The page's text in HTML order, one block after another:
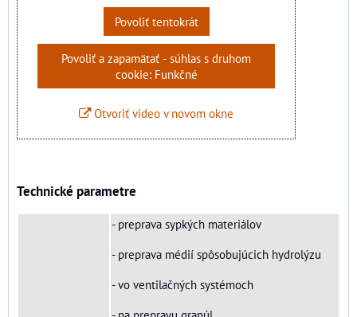
Povoliť tentokrát
Povoliť a zapamätať - súhlas s druhom
cookie: Funkčné
Otvoriť video v novom okne
Technické parametre
- preprava sypkých materiálov
- preprava médií spôsobujúcich hydrolýzu
- vo ventilačných systémoch